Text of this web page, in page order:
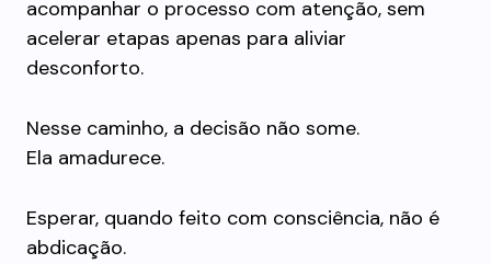
acompanhar o processo com atenção, sem
acelerar etapas apenas para aliviar
desconforto.
Nesse caminho, a decisão não some.
Ela amadurece.
Esperar, quando feito com consciência, não é
abdicação.